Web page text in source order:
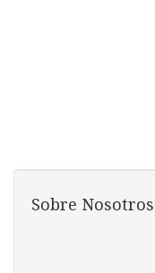
Sobre Nosotros